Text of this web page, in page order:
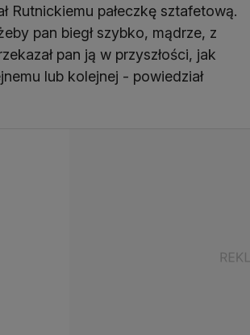
Rutnickiemu pałeczkę sztafetową.
pan biegł szybko, mądrze, z
pan ją w przyszłości, jak
lub kolejnej - powiedział